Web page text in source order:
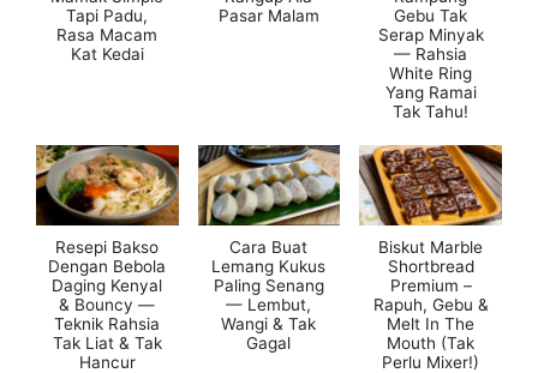
Tapi Padu,
Rasa Macam
Kat Kedai
Pasar Malam
Gebu Tak
Serap Minyak
— Rahsia
White Ring
Yang Ramai
Tak Tahu!
Resepi Bakso
Dengan Bebola
Daging Kenyal
& Bouncy —
Teknik Rahsia
Tak Liat & Tak
Hancur
Cara Buat
Lemang Kukus
Paling Senang
— Lembut,
Wangi & Tak
Gagal
Biskut Marble
Shortbread
Premium –
Rapuh, Gebu &
Melt In The
Mouth (Tak
Perlu Mixer!)